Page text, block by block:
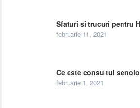
Sfaturi si trucuri pentru
februarie 11, 2021
Ce este consultul
februarie 1, 2021